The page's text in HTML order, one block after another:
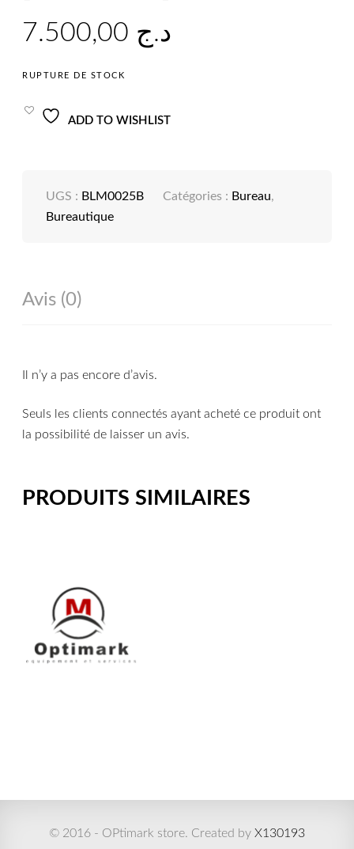
د.ج
RUPTURE DE STOCK
ADD TO WISHLIST
UGS : BLM0025B Catégories : Bureau,
Bureautique
Avis (0)
Il n’y a pas encore d’avis.
Seuls les clients connectés ayant acheté ce produit ont
la possibilité de laisser un avis.
PRODUITS SIMILAIRES
© 2016 - OPtimark store. Created by X130193